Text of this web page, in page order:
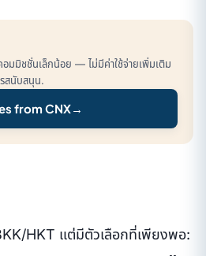
อมมิชชั่นเล็กน้อย — ไม่มีค่าใช้จ่ายเพิ่มเติม
สนับสนุน.
from CNX→
HKT แต่มีตัวเลือกที่เพียงพอ: